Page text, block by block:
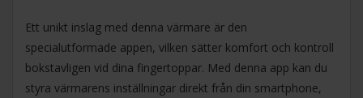
Ett unikt inslag med denna värmare är den
specialutformade appen, vilken sätter komfort och kontroll
bokstavligen vid dina fingertoppar. Med denna app kan du
styra värmarens inställningar direkt från din smartphone,